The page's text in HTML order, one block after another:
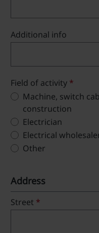
Additional info
Field of activity *
Machine, switch
construction
Electrician
Electrical
Other
Address
Street *